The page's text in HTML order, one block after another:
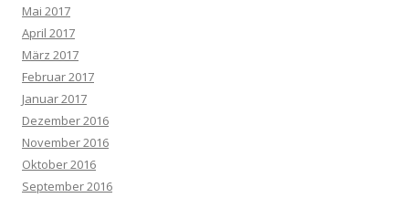
Mai 2017
April 2017
März 2017
Februar 2017
Januar 2017
Dezember 2016
November 2016
Oktober 2016
September 2016